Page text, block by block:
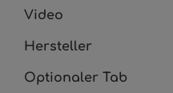
Video
Hersteller
Optionaler Tab